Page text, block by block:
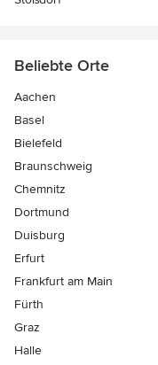
Beliebte Orte
Aachen
Basel
Bielefeld
Braunschweig
Chemnitz
Dortmund
Duisburg
Erfurt
Frankfurt am Main
Fürth
Graz
Halle